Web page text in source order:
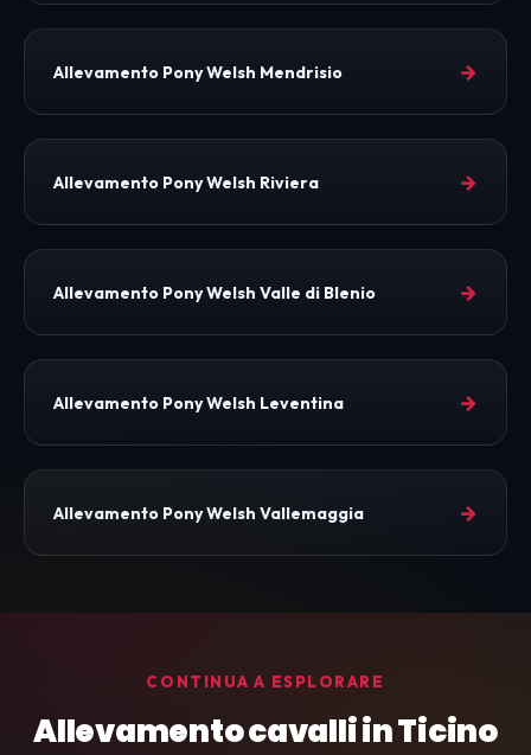
Allevamento Pony Welsh Mendrisio →
Allevamento Pony Welsh Riviera →
Allevamento Pony Welsh Valle di Blenio →
Allevamento Pony Welsh Leventina →
Allevamento Pony Welsh Vallemaggia →
CONTINUA A ESPLORARE
Allevamento cavalli in Ticino